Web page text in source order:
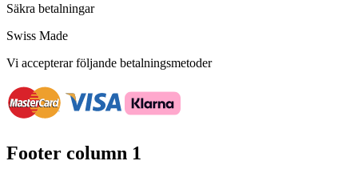
Säkra betalningar
Swiss Made
Vi accepterar följande betalningsmetoder
Footer column 1